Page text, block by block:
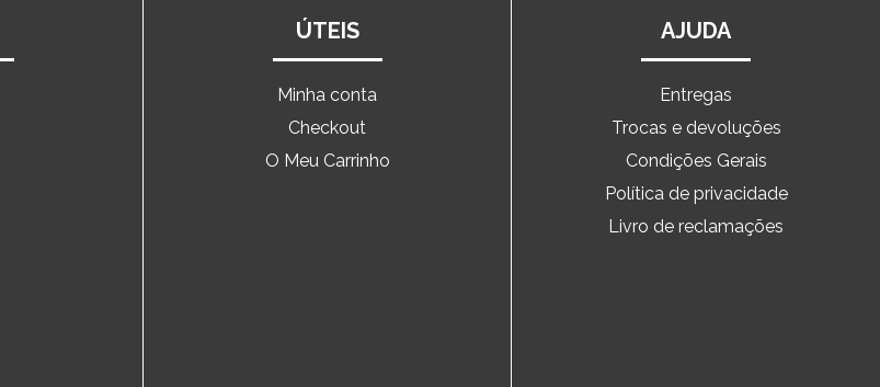
ÚTEIS
Minha conta
Checkout
O Meu Carrinho
AJUDA
Entregas
Trocas e devoluções
Condições Gerais
Política de privacidade
Livro de reclamações